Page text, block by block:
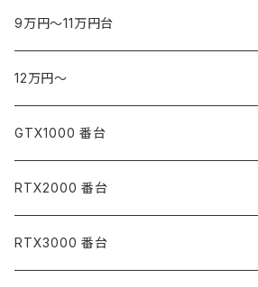
9万円～11万円台
12万円～
GTX1000 番台
RTX2000 番台
RTX3000 番台